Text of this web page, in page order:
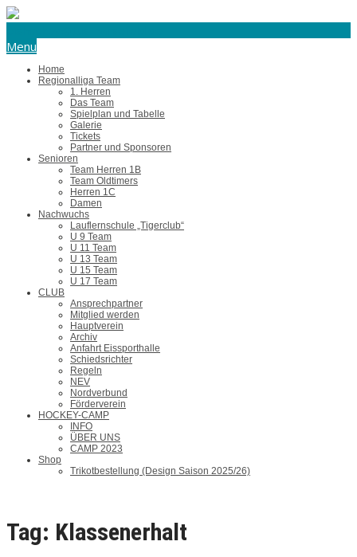
Menu
Home
Regionalliga Team
1. Herren
Das Team
Spielplan und Tabelle
Galerie
Tickets
Partner und Sponsoren
Senioren
Team Herren 1B
Team Oldtimers
Herren 1C
Damen
Nachwuchs
Lauflernschule „Tigerclub“
U 9 Team
U 11 Team
U 13 Team
U 15 Team
U 17 Team
CLUB
Ansprechpartner
Mitglied werden
Hauptverein
Archiv
Anfahrt Eissporthalle
Schiedsrichter
Regeln
NEV
Nordverbund
Förderverein
HOCKEY-CAMP
INFO
ÜBER UNS
CAMP 2023
Shop
Trikotbestellung (Design Saison 2025/26)
Tag: Klassenerhalt